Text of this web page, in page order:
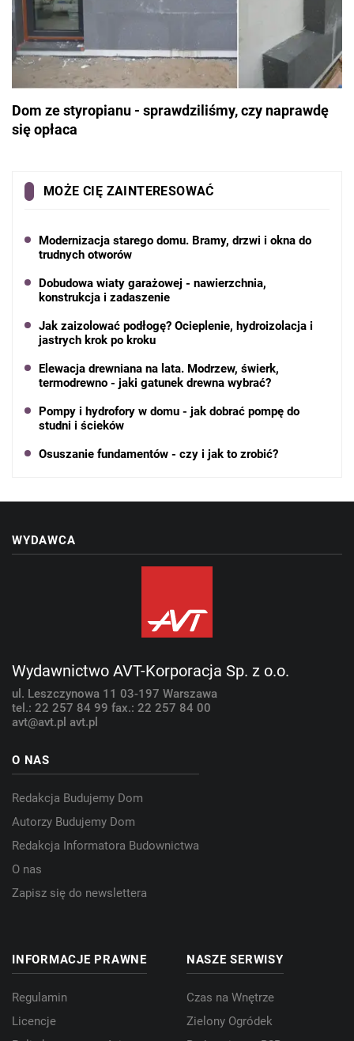
Dom ze styropianu - sprawdziliśmy, czy naprawdę
się opłaca
MOŻE CIĘ ZAINTERESOWAĆ
Modernizacja starego domu. Bramy, drzwi i okna do
trudnych otworów
Dobudowa wiaty garażowej - nawierzchnia,
konstrukcja i zadaszenie
Jak zaizolować podłogę? Ocieplenie, hydroizolacja i
jastrych krok po kroku
Elewacja drewniana na lata. Modrzew, świerk,
termodrewno - jaki gatunek drewna wybrać?
Pompy i hydrofory w domu - jak dobrać pompę do
studni i ścieków
Osuszanie fundamentów - czy i jak to zrobić?
WYDAWCA
Wydawnictwo AVT-Korporacja Sp. z o.o.
ul. Leszczynowa 11 03-197 Warszawa
tel.: 22 257 84 99 fax.: 22 257 84 00
avt@avt.pl avt.pl
O NAS
Redakcja Budujemy Dom
Autorzy Budujemy Dom
Redakcja Informatora Budownictwa
O nas
Zapisz się do newslettera
INFORMACJE PRAWNE
Regulamin
Licencje
NASZE SERWISY
Czas na Wnętrze
Zielony Ogródek